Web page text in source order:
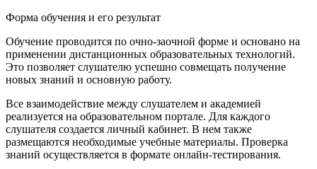
Форма обучения и его результат
Обучение проводится по очно-заочной форме и основано на
применении дистанционных образовательных технологий.
Это позволяет слушателю успешно совмещать получение
новых знаний и основную работу.
Все взаимодействие между слушателем и академией
реализуется на образовательном портале. Для каждого
слушателя создается личный кабинет. В нем также
размещаются необходимые учебные материалы. Проверка
знаний осуществляется в формате онлайн-тестирования.